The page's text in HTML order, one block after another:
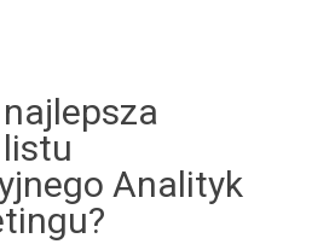
Analityk